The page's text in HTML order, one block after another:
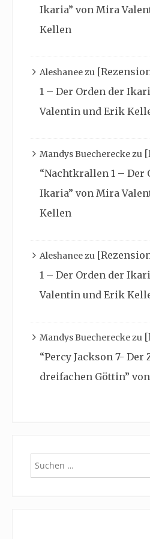
Ikaria” von Mira
Kellen
Aleshaneezu
1 – Der Orden der
Valentin und Erik
Mandys Buechereckezu
“Nachtkrallen 1 – Der
Ikaria” von Mira
Kellen
Aleshaneezu
1 – Der Orden der
Valentin und Erik
Mandys Buechereckezu
“Percy Jackson 7- Der
dreifachen Göttin”
Suchen
nach: